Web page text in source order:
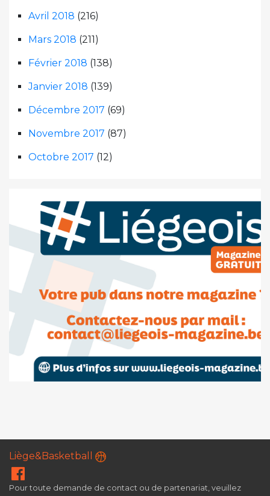
Avril 2018 (216)
Mars 2018 (211)
Février 2018 (138)
Janvier 2018 (139)
Décembre 2017 (69)
Novembre 2017 (87)
Octobre 2017 (12)
Liège&Basketball
Pour toute demande de contact ou de partenariat, veuillez